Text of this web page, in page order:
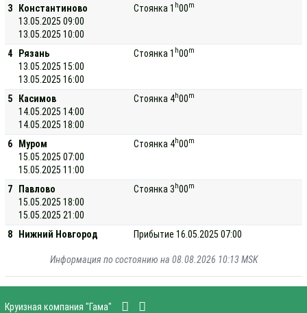
3
Константиново
13.05.2025 09:00
13.05.2025 10:00
Стоянка 1 h00m
4
Рязань
13.05.2025 15:00
13.05.2025 16:00
Стоянка 1 h00m
5
Касимов
14.05.2025 14:00
14.05.2025 18:00
Стоянка 4h00m
6
Муром
15.05.2025 07:00
15.05.2025 11:00
Стоянка 4h00m
7
Павлово
15.05.2025 18:00
15.05.2025 21:00
Стоянка 3 h00m
8 Нижний Новгород Прибытие 16.05.2025 07:00
Информация по состоянию на 08.08.2026 10:13 MSK
Круизная компания "Гама"